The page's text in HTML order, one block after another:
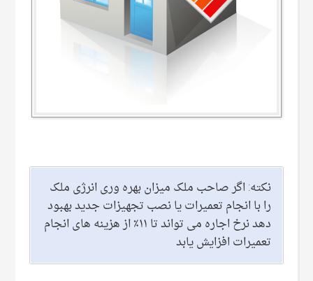
نکته: اگر صاحب ملک میزان بهره وری انرژی ملک
را با انجام تعمیرات یا نصب تجهیزات جدید بهبود
دهد نرخ اجاره می تواند تا ۱۱٪ از هزینه های انجام
تعمیرات افزایش یابد